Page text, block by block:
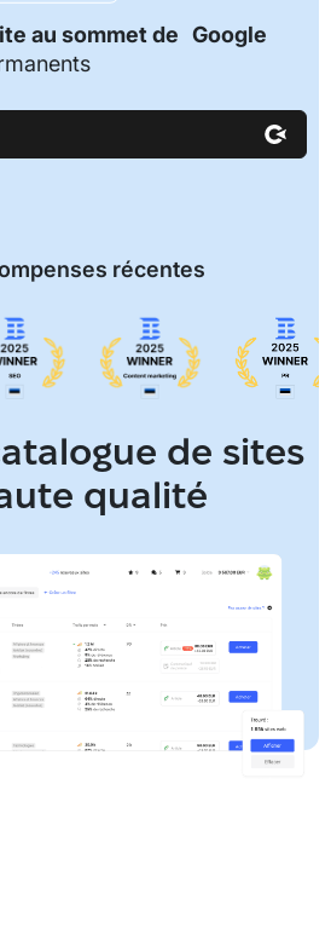
au sommet de Google
récentes
de sites
qualité